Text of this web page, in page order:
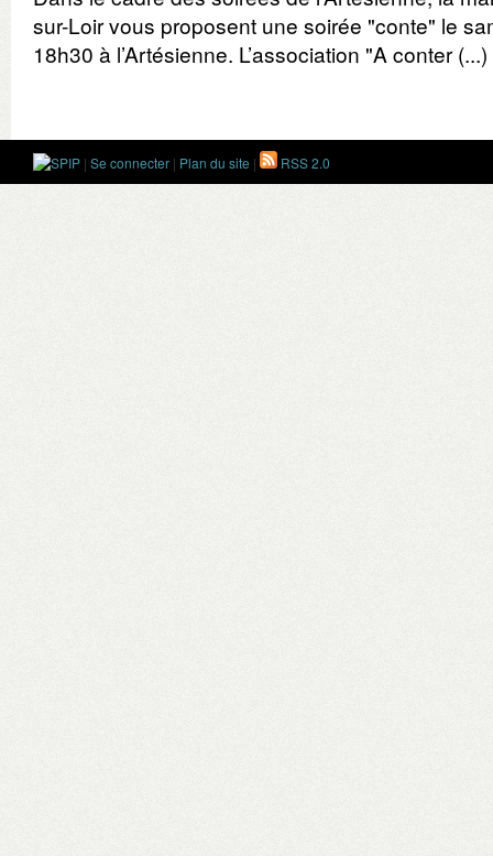
sur-Loir vous proposent une soirée "conte" le
18h30 à l’Artésienne. L’association "A conter (...)
| Se connecter | Plan du site | RSS 2.0